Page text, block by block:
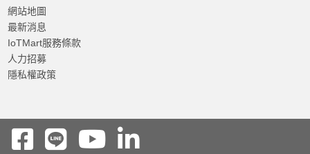
網站地圖
最新消息
IoTMart服務條款
人力招募
隱私權政策